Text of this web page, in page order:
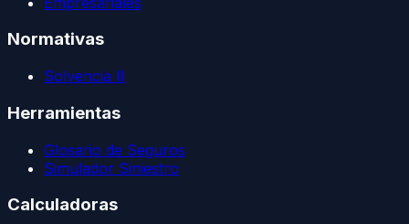
Normativas
Solvencia II
Herramientas
Glosario de Seguros
Simulador Siniestro
Calculadoras